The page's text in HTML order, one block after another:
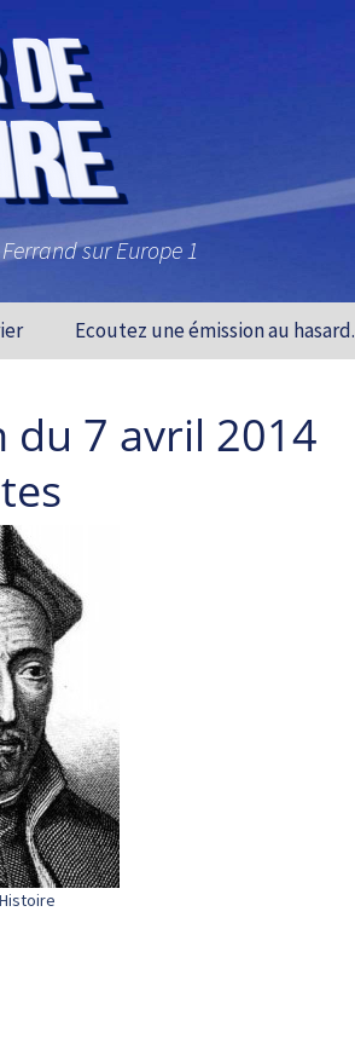
sur Europe 1
Ecoutez une émission au hasard.
du 7 avril 2014
Histoire